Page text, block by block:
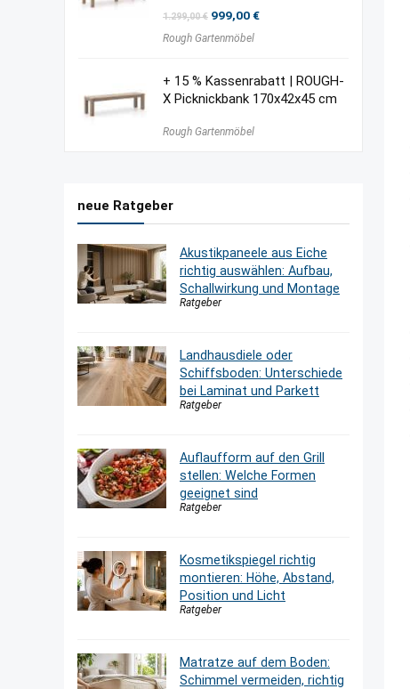
1.299,00€ Ursprünglicher
war:
999,00€Aktueller
Rough Gartenmöbel
+ 15 % Kassenrabatt | ROUGH-
X Picknickbank 170x42x45 cm
Rough Gartenmöbel
neue Ratgeber
Akustikpaneele aus Eiche
richtig auswählen: Aufbau,
Schallwirkung und Montage
Ratgeber
Landhausdiele oder
Schiffsboden: Unterschiede
bei Laminat und Parkett
Ratgeber
Auflaufform auf den Grill
stellen: Welche Formen
geeignet sind
Ratgeber
Kosmetikspiegel richtig
montieren: Höhe, Abstand,
Position und Licht
Ratgeber
Matratze auf dem Boden:
Schimmel vermeiden, richtig